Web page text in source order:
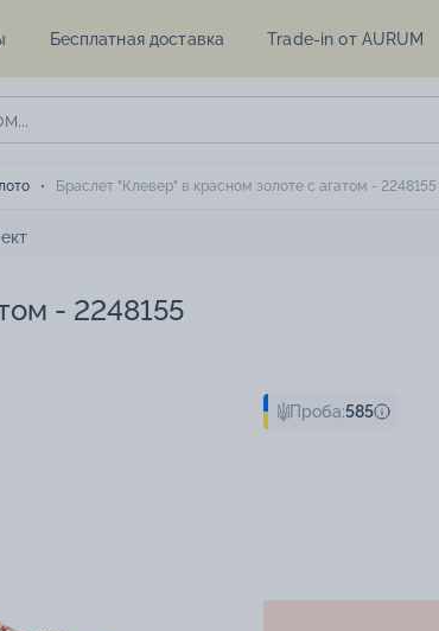
Бесплатная доставка Trade-in от AURUM
Браслет "Клевер" в красном золоте с агатом - 2248155
- 2248155
Проба:585